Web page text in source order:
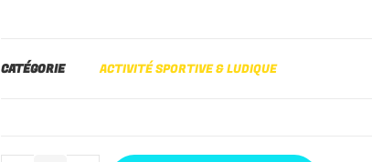
CATÉGORIE ACTIVITÉ SPORTIVE & LUDIQUE